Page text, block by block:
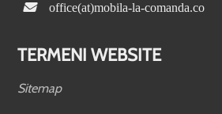
office(at)mobila-la-comanda.co
TERMENI WEBSITE
Sitemap